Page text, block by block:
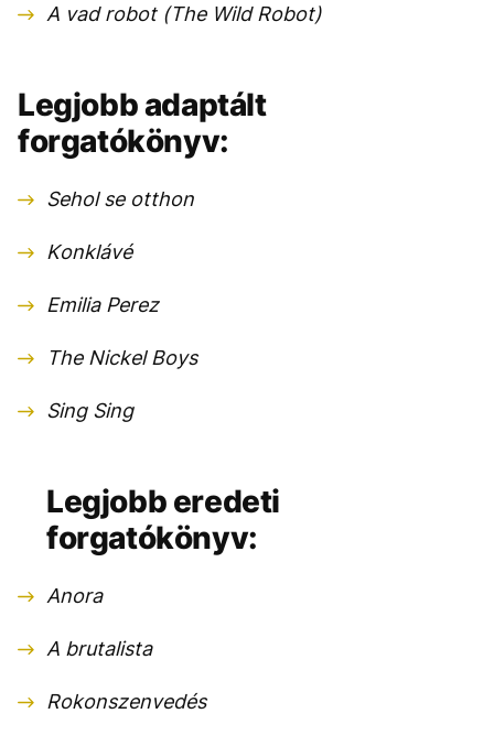
A vad robot (The Wild Robot)
Legjobb adaptált
forgatókönyv:
Sehol se otthon
Konklávé
Emilia Perez
The Nickel Boys
Sing Sing
Legjobb eredeti
forgatókönyv:
Anora
A brutalista
Rokonszenvedés